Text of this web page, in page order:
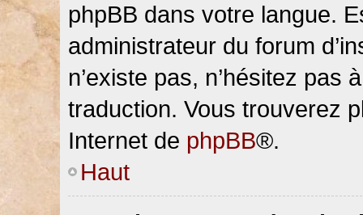
phpBB dans votre langue.
administrateur du forum
n’existe pas, n’hésitez pas
traduction. Vous trouverez
Internet de phpBB®.
Haut